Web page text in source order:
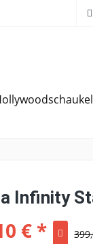
Erfahrung
Infinity
€ *